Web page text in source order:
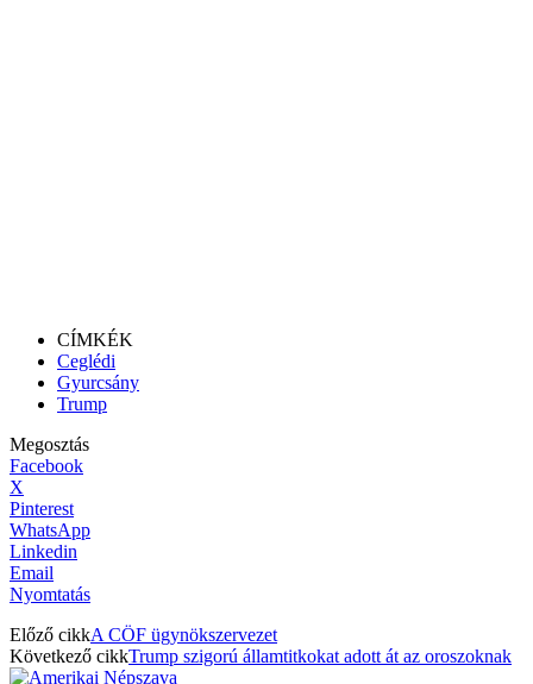
CÍMKÉK
Ceglédi
Gyurcsány
Trump
Megosztás
Facebook
X
Pinterest
WhatsApp
Linkedin
Email
Nyomtatás
Előző cikkA CÖF ügynökszervezet
Következő cikkTrump szigorú államtitkokat adott át az oroszoknak